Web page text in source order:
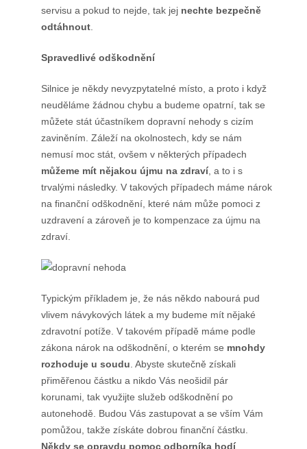
servisu a pokud to nejde, tak jej nechte bezpečně
odtáhnout
Spravedlivé odškodnění
Silnice je někdy nevyzpytatelné místo, a proto i když
neuděláme žádnou chybu a budeme opatrní, tak se
můžete stát účastníkem dopravní nehody s cizím
zaviněním. Záleží na okolnostech, kdy se nám
nemusí moc stát, ovšem v některých případech
můžeme mít nějakou újmu na zdraví, a to i s
trvalými následky. V takových případech máme nárok
na finanční odškodnění, které nám může pomoci z
uzdravení a zároveň je to kompenzace za újmu na
zdraví.
Typickým příkladem je, že nás někdo nabourá pud
vlivem návykových látek a my budeme mít nějaké
zdravotní potíže. V takovém případě máme podle
zákona nárok na odškodnění, o kterém se mnohdy
rozhoduje u soudu . Abyste skutečně získali
přiměřenou částku a nikdo Vás neošidil pár
korunami, tak využijte služeb odškodnění po
autonehodě . Budou Vás zastupovat a se vším Vám
pomůžou, takže získáte dobrou finanční částku.
Někdy se opravdu pomoc odborníka hodí.